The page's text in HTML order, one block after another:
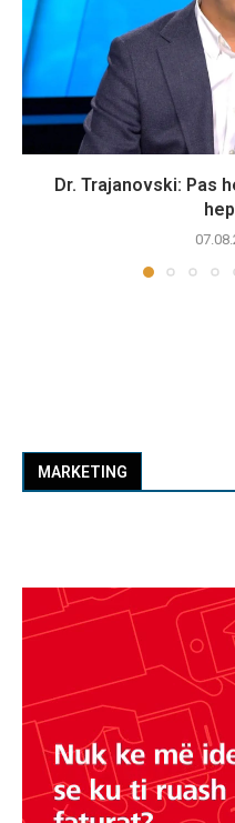
Dr. Trajanovski: Pas
MARKETING